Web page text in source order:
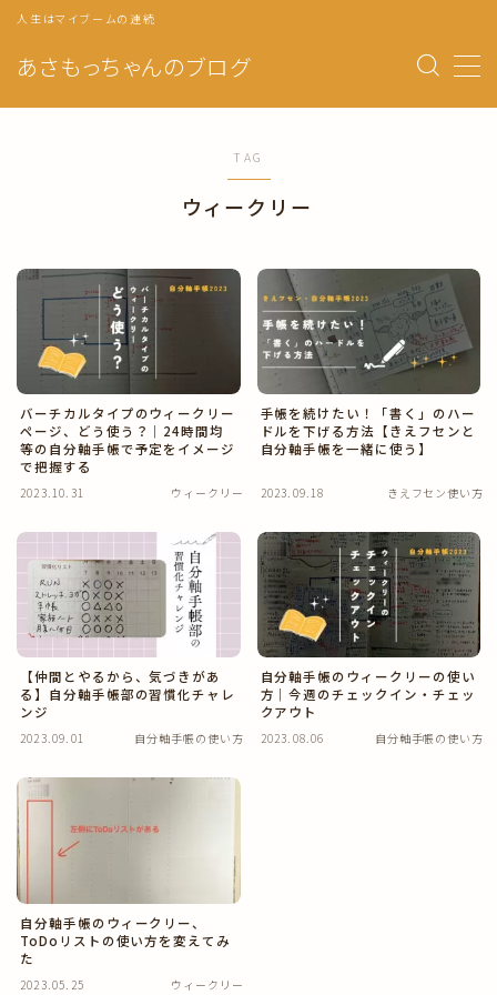
あさもっちゃんのブログ
人生はマイブームの連続
MENU
自分軸手帳の使い方
マンスリーページ
ウィークリー
自分のトリセツ
年の目標・振り返り
月の目標・振り返り
健康・美容
おうちの中
TAG
ウィークリー
バーチカルタイプのウィークリー
ページ、どう使う？｜24時間均
等の自分軸手帳で予定をイメージ
で把握する
2023.10.31 ウィークリー
手帳を続けたい！「書く」のハー
ドルを下げる方法【きえフセンと
自分軸手帳を一緒に使う】
2023.09.18 きえフセン使い方
【仲間とやるから、気づきがあ
る】自分軸手帳部の習慣化チャレ
ンジ
2023.09.01 自分軸手帳の使い方
自分軸手帳のウィークリーの使い
方｜今週のチェックイン・チェッ
クアウト
2023.08.06 自分軸手帳の使い方
自分軸手帳のウィークリー、
ToDoリストの使い方を変えてみ
た
2023.05.25 ウィークリー